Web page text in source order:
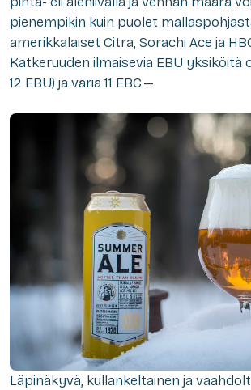
pienempikin kuin puolet
amerikkalaiset Citra, Sorachi Ace ja
Katkeruuden ilmaisevia EBU yksiköitä
12 EBU) ja väriä 11 EBC.—
Läpinäkyvä, kullankeltainen ja